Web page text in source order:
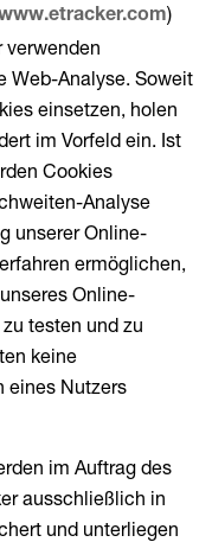
)
verwenden
Web-Analyse. Soweit
einsetzen, holen
im Vorfeld ein. Ist
Cookies
Analyse
unserer Online-
ermöglichen,
Online-
testen und zu
keine
eines Nutzers
im Auftrag des
ausschließlich in
und unterliegen